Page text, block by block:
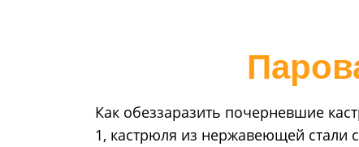
Как обеззаразить почерневшие
1, кастрюля из нержавеющей стали